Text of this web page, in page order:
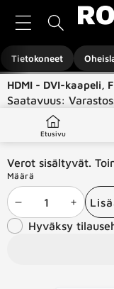
Tietokoneet
Etusivu
Siirry
HDMI - DVI-kaapeli,
Saatavuus:
Tuotetyyppi:
Verot sisältyvät.
Määrä
Vähennä
määrää
Lisää
Hyväksy